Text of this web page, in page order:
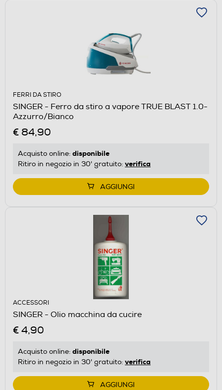
FERRI DA STIRO
SINGER - Ferro da stiro a vapore TRUE BLAST 1.0-
Azzurro/Bianco
€ 84,90
Acquisto online: disponibile
Ritiro in negozio in 30' gratuito: verifica
AGGIUNGI
ACCESSORI
SINGER - Olio macchina da cucire
€ 4,90
Acquisto online: disponibile
Ritiro in negozio in 30' gratuito: verifica
AGGIUNGI